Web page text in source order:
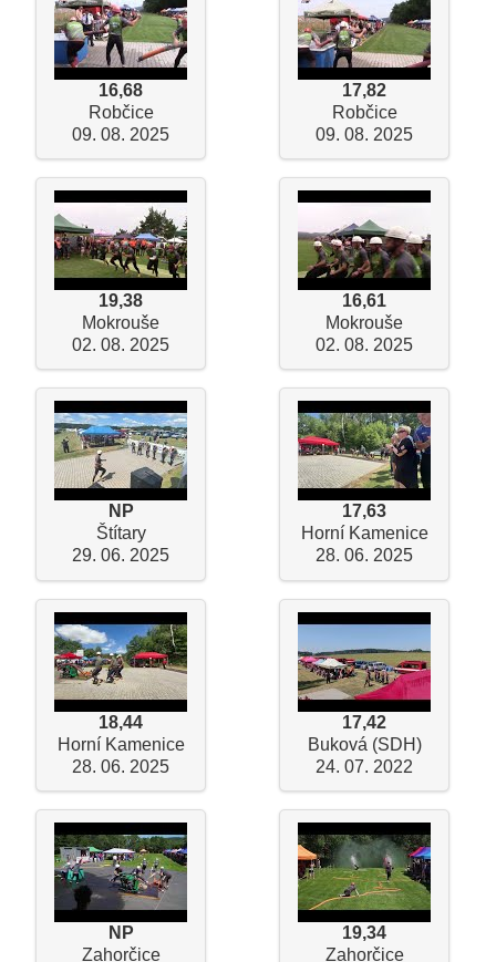
16,68
Robčice
09. 08. 2025
17,82
Robčice
09. 08. 2025
19,38
Mokrouše
02. 08. 2025
16,61
Mokrouše
02. 08. 2025
NP
Štítary
29. 06. 2025
17,63
Horní Kamenice
28. 06. 2025
18,44
Horní Kamenice
28. 06. 2025
17,42
Buková (SDH)
24. 07. 2022
NP
Zahorčice
19,34
Zahorčice